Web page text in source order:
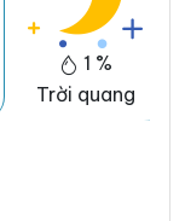
1 %
Trời quang